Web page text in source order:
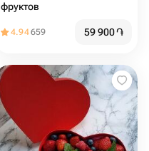
фруктов
4.94659 59 900֏